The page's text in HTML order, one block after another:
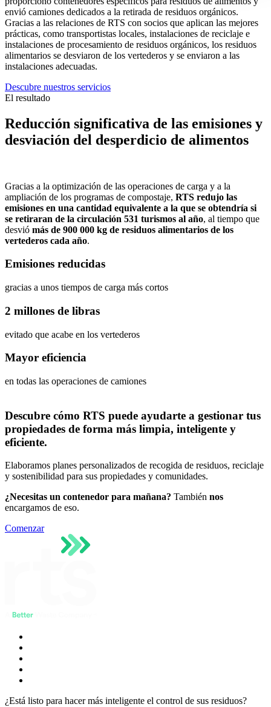
envió camiones dedicados a la retirada de residuos orgánicos.
Gracias a las relaciones de RTS con socios que aplican las mejores
prácticas, como transportistas locales, instalaciones de reciclaje e
instalaciones de procesamiento de residuos orgánicos, los residuos
alimentarios se desviaron de los vertederos y se enviaron a las
instalaciones adecuadas.
Descubre nuestros servicios
El resultado
Reducción significativa de las emisiones y
desviación del desperdicio de alimentos
Gracias a la optimización de las operaciones de carga y a la
ampliación de los programas de compostaje, RTS redujo las
emisiones en una cantidad equivalente a la que se obtendría si
se retiraran de la circulación 531 turismos al año, al tiempo que
desvió más de 900 000 kg de residuos alimentarios de los
vertederos cada año.
Emisiones reducidas
gracias a unos tiempos de carga más cortos
2 millones de libras
evitado que acabe en los vertederos
Mayor eficiencia
en todas las operaciones de camiones
Descubre cómo RTS puede ayudarte a gestionar tus
propiedades de forma más limpia, inteligente y
eficiente.
Elaboramos planes personalizados de recogida de residuos, reciclaje
y sostenibilidad para sus propiedades y comunidades.
¿Necesitas un contenedor para mañana? También nos
encargamos de eso.
Comenzar
¿Está listo para hacer más inteligente el control de sus residuos?